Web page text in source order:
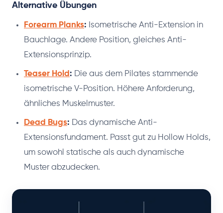
Alternative Übungen
Forearm Planks: Isometrische Anti-Extension in
Bauchlage. Andere Position, gleiches Anti-
Extensionsprinzip.
Teaser Hold: Die aus dem Pilates stammende
isometrische V-Position. Höhere Anforderung,
ähnliches Muskelmuster.
Dead Bugs: Das dynamische Anti-
Extensionsfundament. Passt gut zu Hollow Holds,
um sowohl statische als auch dynamische
Muster abzudecken.